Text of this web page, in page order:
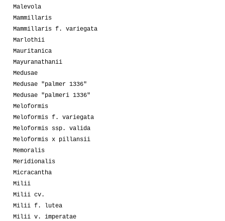
Malevola
Mammillaris
Mammillaris f. variegata
Marlothii
Mauritanica
Mayuranathanii
Medusae
Medusae "palmer 1336"
Medusae "palmeri 1336"
Meloformis
Meloformis f. variegata
Meloformis ssp. valida
Meloformis x pillansii
Memoralis
Meridionalis
Micracantha
Milii
Milii cv.
Milii f. lutea
Milii v. imperatae